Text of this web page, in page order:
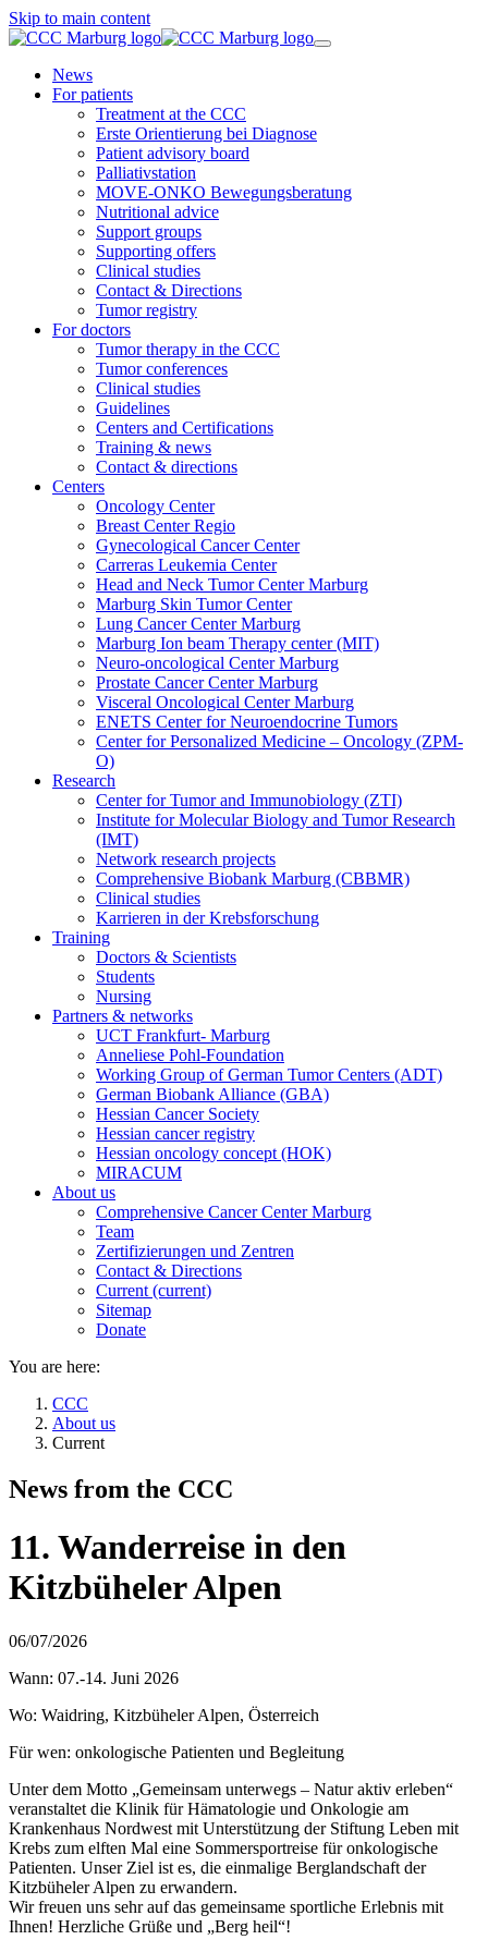
Skip to main content
News
For patients
Treatment at the CCC
Erste Orientierung bei Diagnose
Patient advisory board
Palliativstation
MOVE-ONKO Bewegungsberatung
Nutritional advice
Support groups
Supporting offers
Clinical studies
Contact & Directions
Tumor registry
For doctors
Tumor therapy in the CCC
Tumor conferences
Clinical studies
Guidelines
Centers and Certifications
Training & news
Contact & directions
Centers
Oncology Center
Breast Center Regio
Gynecological Cancer Center
Carreras Leukemia Center
Head and Neck Tumor Center Marburg
Marburg Skin Tumor Center
Lung Cancer Center Marburg
Marburg Ion beam Therapy center (MIT)
Neuro-oncological Center Marburg
Prostate Cancer Center Marburg
Visceral Oncological Center Marburg
ENETS Center for Neuroendocrine Tumors
Center for Personalized Medicine – Oncology (ZPM-
O)
Research
Center for Tumor and Immunobiology (ZTI)
Institute for Molecular Biology and Tumor Research
(IMT)
Network research projects
Comprehensive Biobank Marburg (CBBMR)
Clinical studies
Karrieren in der Krebsforschung
Training
Doctors & Scientists
Students
Nursing
Partners & networks
UCT Frankfurt- Marburg
Anneliese Pohl-Foundation
Working Group of German Tumor Centers (ADT)
German Biobank Alliance (GBA)
Hessian Cancer Society
Hessian cancer registry
Hessian oncology concept (HOK)
MIRACUM
About us
Comprehensive Cancer Center Marburg
Team
Zertifizierungen und Zentren
Contact & Directions
Current (current)
Sitemap
Donate
You are here:
CCC
About us
Current
News from the CCC
11. Wanderreise in den
Kitzbüheler Alpen
06/07/2026
Wann: 07.-14. Juni 2026
Wo: Waidring, Kitzbüheler Alpen, Österreich
Für wen: onkologische Patienten und Begleitung
Unter dem Motto „Gemeinsam unterwegs – Natur aktiv erleben“
veranstaltet die Klinik für Hämatologie und Onkologie am
Krankenhaus Nordwest mit Unterstützung der Stiftung Leben mit
Krebs zum elften Mal eine Sommersportreise für onkologische
Patienten. Unser Ziel ist es, die einmalige Berglandschaft der
Kitzbüheler Alpen zu erwandern.
Wir freuen uns sehr auf das gemeinsame sportliche Erlebnis mit
Ihnen! Herzliche Grüße und „Berg heil“!